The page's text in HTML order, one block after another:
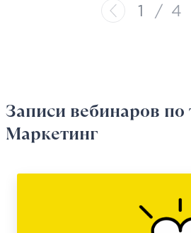
1 / 4
Записи вебинаров по
Маркетинг